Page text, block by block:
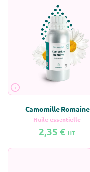
Camomille Romaine
Huile essentielle
2,35 € HT